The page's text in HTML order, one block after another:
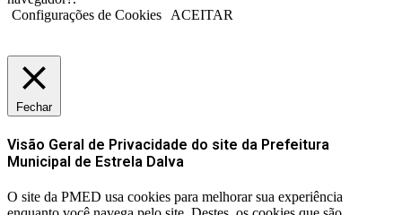
Configurações de Cookies
ACEITAR
Fechar
Visão Geral de Privacidade do site da Prefeitura
Municipal de Estrela Dalva
O site da PMED usa cookies para melhorar sua experiência